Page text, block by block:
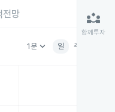
전망
1분keyboard_arrow_down 일 주
partner_exchange
함께투자